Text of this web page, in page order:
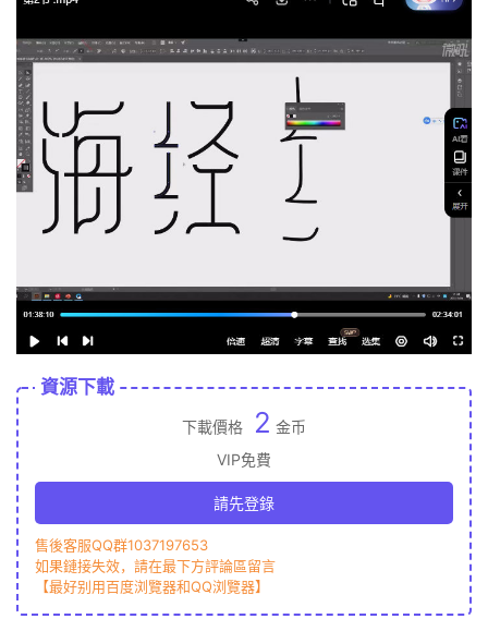
資源下載
下載價格 2 金币
VIP免費
請先登錄
售後客服QQ群1037197653
如果鏈接失效，請在最下方評論區留言
【最好别用百度浏覽器和QQ浏覽器】